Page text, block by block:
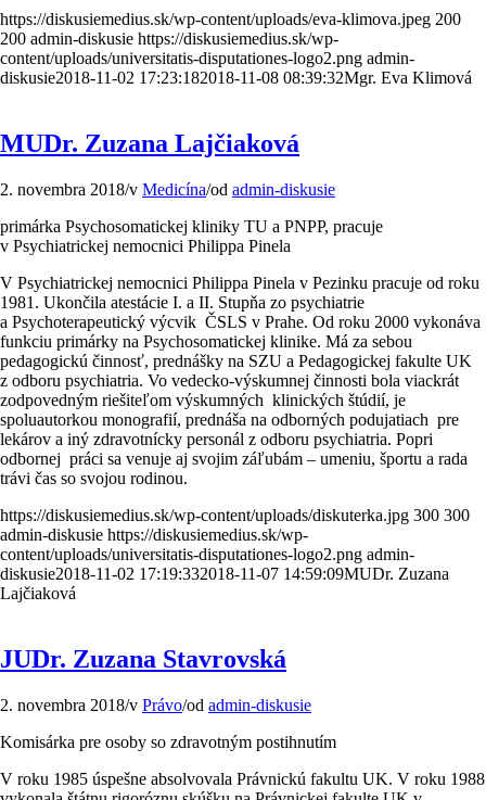
https://diskusiemedius.sk/wp-content/uploads/eva-klimova.jpeg 200
200 admin-diskusie https://diskusiemedius.sk/wp-
content/uploads/universitatis-disputationes-logo2.png admin-
diskusie2018-11-02 17:23:182018-11-08 08:39:32Mgr. Eva Klimová
MUDr. Zuzana Lajčiaková
2. novembra 2018/v Medicína/od admin-diskusie
primárka Psychosomatickej kliniky TU a PNPP, pracuje
v Psychiatrickej nemocnici Philippa Pinela
V Psychiatrickej nemocnici Philippa Pinela v Pezinku pracuje od roku
1981. Ukončila atestácie I. a II. Stupňa zo psychiatrie
a Psychoterapeutický výcvik ČSLS v Prahe. Od roku 2000 vykonáva
funkciu primárky na Psychosomatickej klinike. Má za sebou
pedagogickú činnosť, prednášky na SZU a Pedagogickej fakulte UK
z odboru psychiatria. Vo vedecko-výskumnej činnosti bola viackrát
zodpovedným riešiteľom výskumných klinických štúdií, je
spoluautorkou monografií, prednáša na odborných podujatiach pre
lekárov a iný zdravotnícky personál z odboru psychiatria. Popri
odbornej práci sa venuje aj svojim záľubám – umeniu, športu a rada
trávi čas so svojou rodinou.
https://diskusiemedius.sk/wp-content/uploads/diskuterka.jpg 300 300
admin-diskusie https://diskusiemedius.sk/wp-
content/uploads/universitatis-disputationes-logo2.png admin-
diskusie2018-11-02 17:19:332018-11-07 14:59:09MUDr. Zuzana
Lajčiaková
JUDr. Zuzana Stavrovská
2. novembra 2018/v Právo/od admin-diskusie
Komisárka pre osoby so zdravotným postihnutím
V roku 1985 úspešne absolvovala Právnickú fakultu UK. V roku 1988